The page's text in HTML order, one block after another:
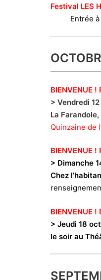
Festival LES
Entrée
BIENVENUE !
> Vendredi
La
Quinzaine de
BIENVENUE !
> Dimanche
Chez
BIENVENUE !
> Jeudi 18
le soir au